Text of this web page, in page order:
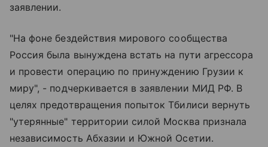
заявлении.
"На фоне бездействия мирового сообщества
Россия была вынуждена встать на пути агрессора
и провести операцию по принуждению Грузии к
миру", - подчеркивается в заявлении МИД РФ. В
целях предотвращения попыток Тбилиси вернуть
"утерянные" территории силой Москва признала
независимость Абхазии и Южной Осетии.